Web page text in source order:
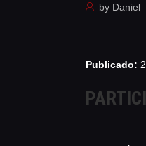
by Daniel
Publicado: